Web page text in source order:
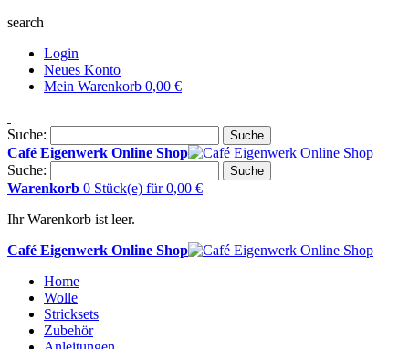
search
Login
Neues Konto
Mein Warenkorb 0,00 €
Suche: Suche
Café Eigenwerk Online Shop
Suche:
Suche
Warenkorb 0 Stück(e) für 0,00 €
Ihr Warenkorb ist leer.
Café Eigenwerk Online Shop
Home
Wolle
Stricksets
Zubehör